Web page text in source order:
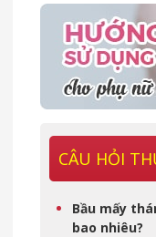
CÂU HỎI
Bầu mấy
bao nhiêu?